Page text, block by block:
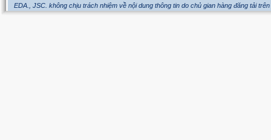
EDA., JSC. không chịu trách nhiệm về nội dung thông tin do chủ gian hàng đăng tải